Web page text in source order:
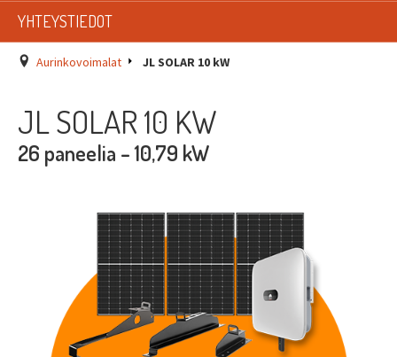
LISTAT
SADEVESIJÄRJESTELMÄT
TIKASTUOTTEET
TARVIKKEET
TARJOUSTUOTTEET
PYYDÄ TARJOUS ASENNUKSESTA
YHTEYSTIEDOT
Aurinkovoimalat JL SOLAR 10 kW
JL SOLAR 10 KW
26 paneelia – 10,79 kW